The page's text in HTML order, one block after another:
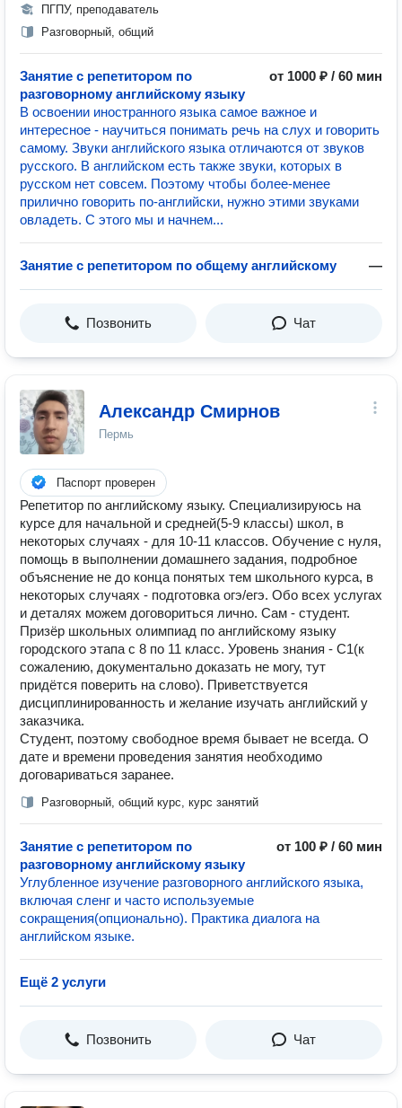
ПГПУ, преподаватель
Разговорный, общий
Занятие с репетитором по
разговорному английскому языку
от 1000 ₽ / 60 мин
В освоении иностранного языка самое важное и
интересное - научиться понимать речь на слух и говорить
самому. Звуки английского языка отличаются от звуков
русского. В английском есть также звуки, которых в
русском нет совсем. Поэтому чтобы более-менее
прилично говорить по-английски, нужно этими звуками
овладеть. С этого мы и начнем...
Занятие с репетитором по общему английскому —
Позвонить Чат
Александр Смирнов
Пермь
Паспорт проверен
Репетитор по английскому языку. Специализируюсь на
курсе для начальной и средней(5-9 классы) школ, в
некоторых случаях - для 10-11 классов. Обучение с нуля,
помощь в выполнении домашнего задания, подробное
объяснение не до конца понятых тем школьного курса, в
некоторых случаях - подготовка огэ/егэ. Обо всех услугах
и деталях можем договориться лично. Сам - студент.
Призёр школьных олимпиад по английскому языку
городского этапа с 8 по 11 класс. Уровень знания - C1(к
сожалению, документально доказать не могу, тут
придётся поверить на слово). Приветствуется
дисциплинированность и желание изучать английский у
заказчика.
Студент, поэтому свободное время бывает не всегда. О
дате и времени проведения занятия необходимо
договариваться заранее.
Разговорный, общий курс, курс занятий
Занятие с репетитором по
разговорному английскому языку
от 100 ₽ / 60 мин
Углубленное изучение разговорного английского языка,
включая сленг и часто используемые
сокращения(опционально). Практика диалога на
английском языке.
Ещё 2 услуги
Позвонить Чат